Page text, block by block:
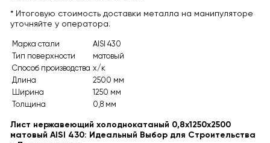
* Итоговую стоимость доставки металла на манипуляторе
уточняйте у оператора.
Марка стали
AISI 430
Тип поверхности
матовый
Способ производства х/к
Длина
2500 мм
Ширина
1250 мм
Толщина
0,8 мм
Лист нержавеющий холоднокатаный 0,8х1250х2500
матовый AISI 430: Идеальный Выбор для Строительства